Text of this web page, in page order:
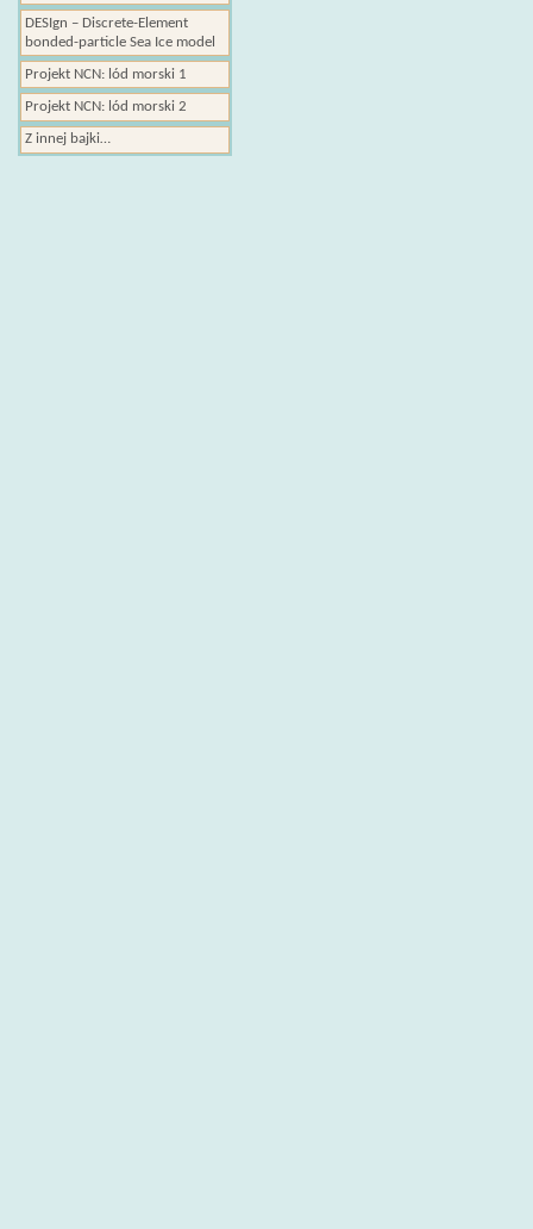
DESIgn – Discrete-Element
bonded-particle Sea Ice model
Projekt NCN: lód morski 1
Projekt NCN: lód morski 2
Z innej bajki…